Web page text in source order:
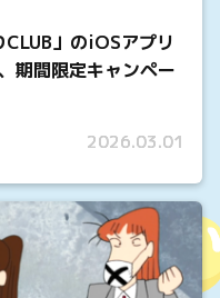
CLUB」のiOSアプリ
期間限定キャンペー
2026.03.01